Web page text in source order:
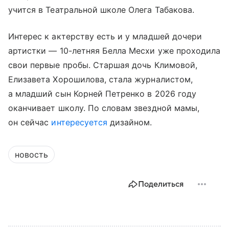
учится в Театральной школе Олега Табакова.
Интерес к актерству есть и у младшей дочери
артистки — 10-летняя Белла Месхи уже проходила
свои первые пробы. Старшая дочь Климовой,
Елизавета Хорошилова, стала журналистом,
а младший сын Корней Петренко в 2026 году
оканчивает школу. По словам звездной мамы,
он сейчас интересуется дизайном.
новость
Поделиться